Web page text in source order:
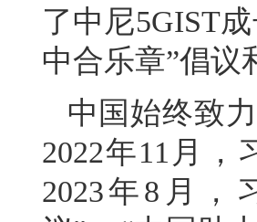
了中尼5GIST
中合乐章”倡议
中国始终致
2022年11月
2023年8月，